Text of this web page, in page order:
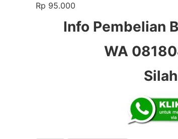
Rp 95.000
Info Pembelian
WA